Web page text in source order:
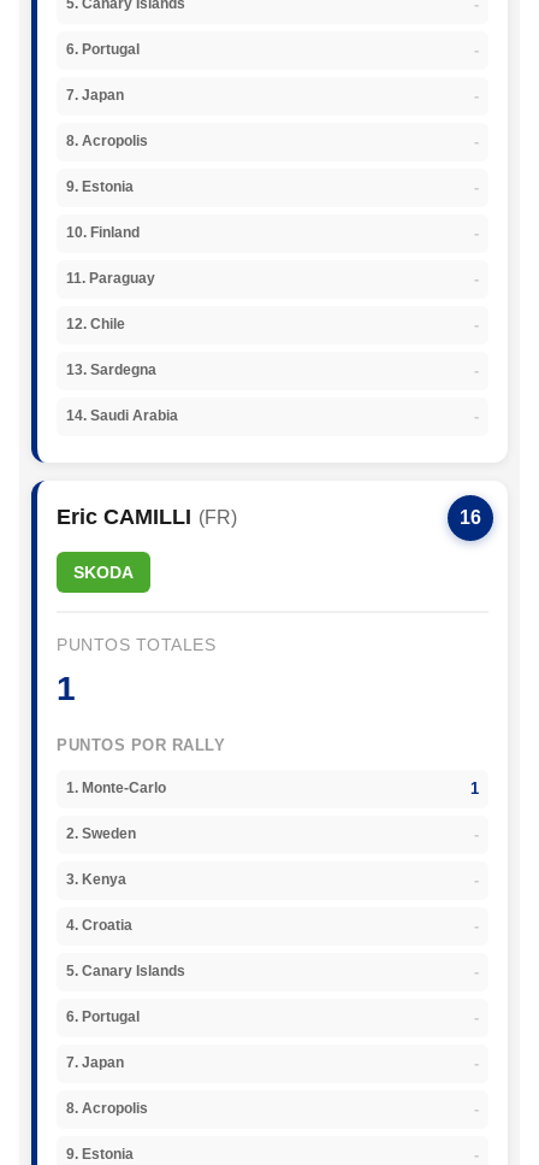
5. Canary Islands -
6. Portugal -
7. Japan -
8. Acropolis -
9. Estonia -
10. Finland -
11. Paraguay -
12. Chile -
13. Sardegna -
14. Saudi Arabia -
16
Eric CAMILLI (FR)
SKODA
PUNTOS TOTALES
1
PUNTOS POR RALLY
1. Monte-Carlo 1
2. Sweden -
3. Kenya -
4. Croatia -
5. Canary Islands -
6. Portugal -
7. Japan -
8. Acropolis -
9. Estonia -